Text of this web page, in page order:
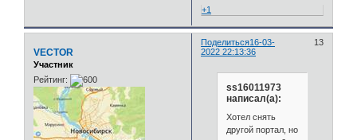
+1
Поделиться 13
16-03-
2022 22:13:36
VECTOR
Участник
Рейтинг:
ss16011973
написал(а):
Хотел снять
другой портал, но